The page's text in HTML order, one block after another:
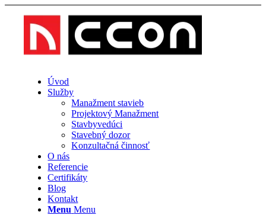
Úvod
Služby
Manažment stavieb
Projektový Manažment
Stavbyvedúci
Stavebný dozor
Konzultačná činnosť
O nás
Referencie
Certifikáty
Blog
Kontakt
Menu Menu